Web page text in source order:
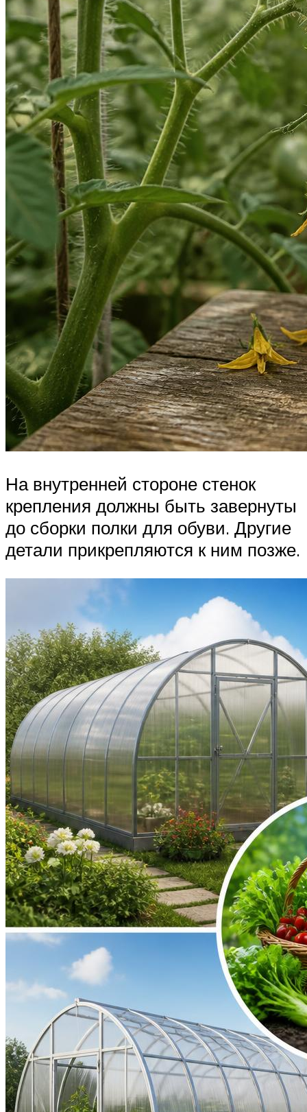
На внутренней стороне стенок
крепления должны быть завернуты
до сборки полки для обуви. Другие
детали прикрепляются к ним позже.